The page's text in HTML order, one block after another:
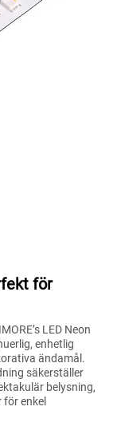
för
LED Neon
enhetlig
ändamål.
säkerställer
belysning,
enkel